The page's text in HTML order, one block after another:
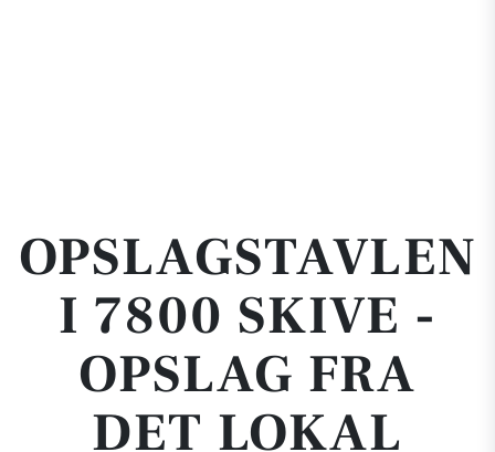
OPSLAGSTAVLEN
I 7800 SKIVE -
OPSLAG FRA
DET LOKAL